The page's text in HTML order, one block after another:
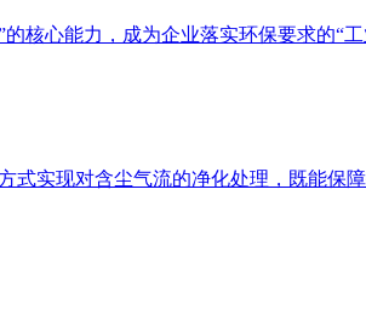
核心能力，成为企业落实环保要求的“工
式实现对含尘气流的净化处理，既能保